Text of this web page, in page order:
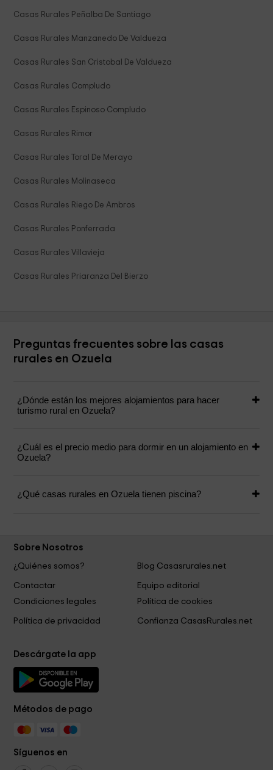
Casas Rurales Peñalba De Santiago
Casas Rurales Manzanedo De Valdueza
Casas Rurales San Cristobal De Valdueza
Casas Rurales Compludo
Casas Rurales Espinoso Compludo
Casas Rurales Rimor
Casas Rurales Toral De Merayo
Casas Rurales Molinaseca
Casas Rurales Riego De Ambros
Casas Rurales Ponferrada
Casas Rurales Villavieja
Casas Rurales Priaranza Del Bierzo
Preguntas frecuentes sobre las casas
rurales en Ozuela
¿Dónde están los mejores alojamientos para hacer
turismo rural en Ozuela?
¿Cuál es el precio medio para dormir en un alojamiento en
Ozuela?
¿Qué casas rurales en Ozuela tienen piscina?
Sobre Nosotros
¿Quiénes somos?
Blog Casasrurales.net
Contactar
Equipo editorial
Condiciones legales
Política de cookies
Política de privacidad Confianza CasasRurales.net
Descárgate la app
Métodos de pago
Síguenos en